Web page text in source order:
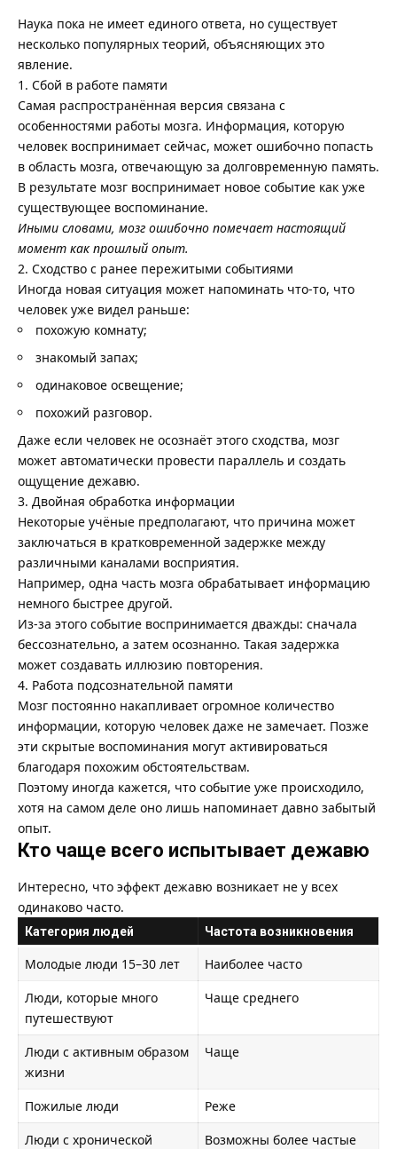
Наука пока не имеет единого ответа, но существует
несколько популярных теорий, объясняющих это
явление.
1. Сбой в работе памяти
Самая распространённая версия связана с
особенностями работы мозга. Информация, которую
человек воспринимает сейчас, может ошибочно попасть
в область мозга, отвечающую за долговременную память.
В результате мозг воспринимает новое событие как уже
существующее воспоминание.
Иными словами, мозг ошибочно помечает настоящий
момент как прошлый опыт.
2. Сходство с ранее пережитыми событиями
Иногда новая ситуация может напоминать что-то, что
человек уже видел раньше:
похожую комнату;
знакомый запах;
одинаковое освещение;
похожий разговор.
Даже если человек не осознаёт этого сходства, мозг
может автоматически провести параллель и создать
ощущение дежавю.
3. Двойная обработка информации
Некоторые учёные предполагают, что причина может
заключаться в кратковременной задержке между
различными каналами восприятия.
Например, одна часть мозга обрабатывает информацию
немного быстрее другой.
Из-за этого событие воспринимается дважды: сначала
бессознательно, а затем осознанно. Такая задержка
может создавать иллюзию повторения.
4. Работа подсознательной памяти
Мозг постоянно накапливает огромное количество
информации, которую человек даже не замечает. Позже
эти скрытые воспоминания могут активироваться
благодаря похожим обстоятельствам.
Поэтому иногда кажется, что событие уже происходило,
хотя на самом деле оно лишь напоминает давно забытый
опыт.
Кто чаще всего испытывает дежавю
Интересно, что эффект дежавю возникает не у всех
одинаково часто.
Категория людей Частота возникновения
Молодые люди 15–30 лет
Наиболее часто
Люди, которые много
путешествуют
Чаще среднего
Люди с активным образом
жизни
Чаще
Пожилые люди
Реже
Люди с хронической
Возможны более частые